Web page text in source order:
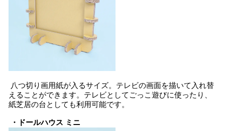
八つ切り画用紙が入るサイズ。テレビの画面を描いて入れ替
えることができます。テレビとしてごっこ遊びに使ったり、
紙芝居の台としても利用可能です。
・ドールハウス ミニ